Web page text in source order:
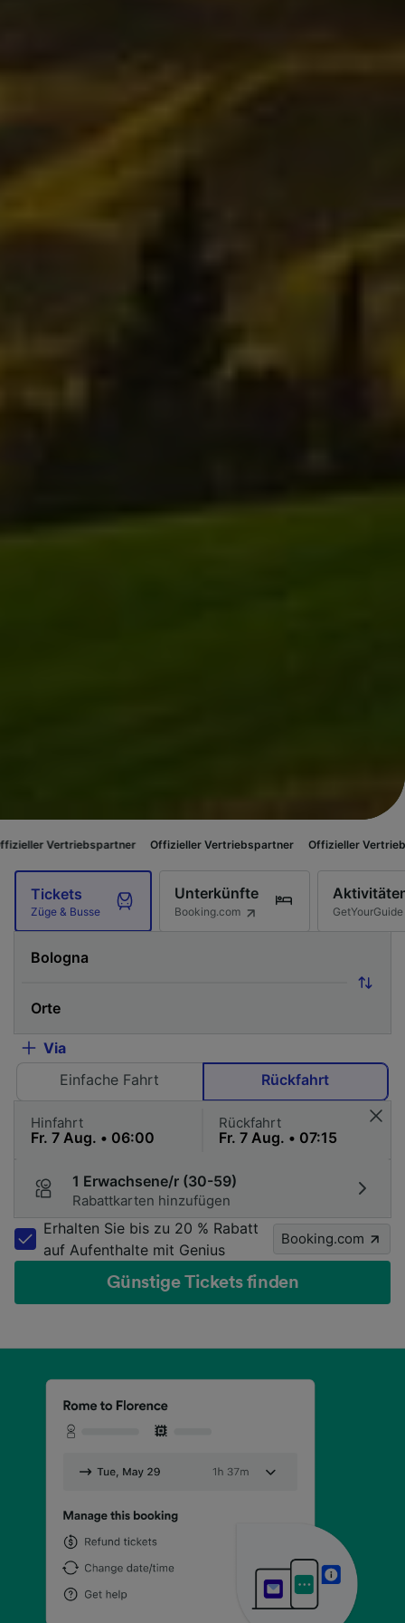
Offizieller Vertriebspartner Offizieller Vertriebspartner
Tickets
Züge & Busse
Unterkünfte
Booking.com GetYourGuide
Via
Einfache Fahrt
Rückfahrt
Hinfahrt Rückfahrt
1 Erwachsene/r (30-59)
Rabattkarten hinzufügen
Erhalten Sie bis zu 20 % Rabatt
auf Aufenthalte mit Genius
Booking.com
Günstige Tickets finden